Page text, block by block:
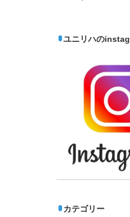
神奈川県作業療法士会